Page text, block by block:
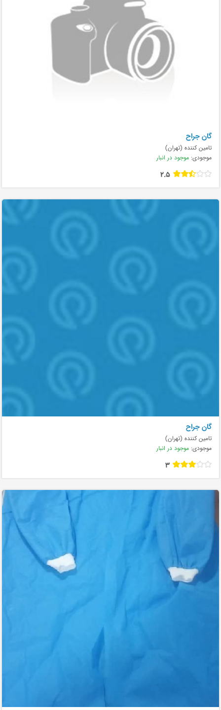
گان جراح
تامین کننده (تهران)
موجودی: موجود در انبار
2.5
گان جراح
تامین کننده (تهران)
موجودی: موجود در انبار
3